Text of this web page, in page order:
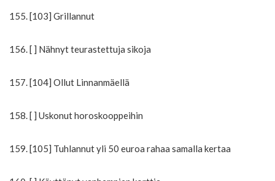
155. [103] Grillannut
156. [ ] Nähnyt teurastettuja sikoja
157. [104] Ollut Linnanmäellä
158. [ ] Uskonut horoskooppeihin
159. [105] Tuhlannut yli 50 euroa rahaa samalla kertaa